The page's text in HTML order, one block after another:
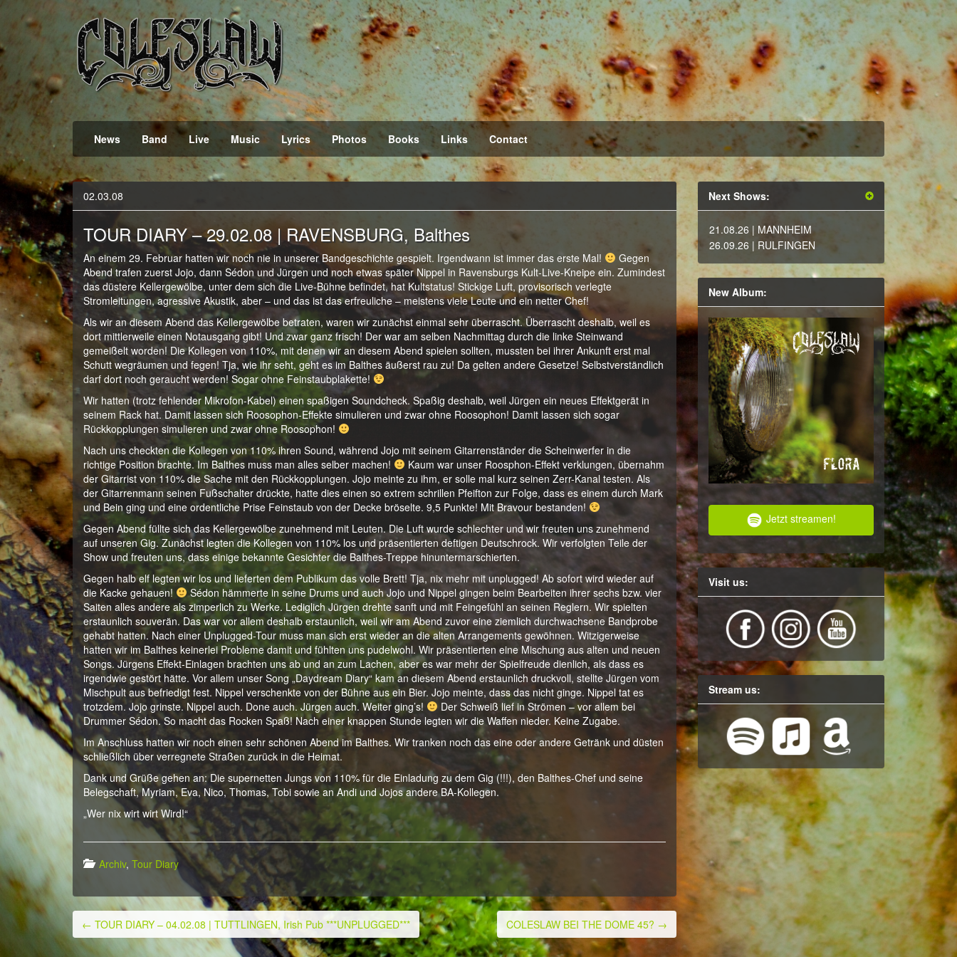
Coleslaw
Official Webpage
News Band Live Music Lyrics Photos Books Links Contact
02.03.08
TOUR DIARY – 29.02.08 | RAVENSBURG, Balthes
An einem 29. Februar hatten wir noch nie in unserer Bandgeschichte gespielt. Irgendwann ist immer das erste Mal!
Gegen
Abend trafen zuerst Jojo, dann Sédon und Jürgen und noch etwas später Nippel in Ravensburgs Kult-Live-Kneipe ein. Zumindest
das düstere Kellergewölbe, unter dem sich die Live-Bühne befindet, hat Kultstatus! Stickige Luft, provisorisch verlegte
Stromleitungen, agressive Akustik, aber – und das ist das erfreuliche – meistens viele Leute und ein netter Chef!
Als wir an diesem Abend das Kellergewölbe betraten, waren wir zunächst einmal sehr überrascht. Überrascht deshalb, weil es
dort mittlerweile einen Notausgang gibt! Und zwar ganz frisch! Der war am selben Nachmittag durch die linke Steinwand
gemeißelt worden! Die Kollegen von 110%, mit denen wir an diesem Abend spielen sollten, mussten bei ihrer Ankunft erst mal
Schutt wegräumen und fegen! Tja, wie ihr seht, geht es im Balthes äußerst rau zu! Da gelten andere Gesetze! Selbstverständlich
darf dort noch geraucht werden! Sogar ohne Feinstaubplakette!
Wir hatten (trotz fehlender Mikrofon-Kabel) einen spaßigen Soundcheck. Spaßig deshalb, weil Jürgen ein neues Effektgerät in
seinem Rack hat. Damit lassen sich Roosophon-Effekte simulieren und zwar ohne Roosophon! Damit lassen sich sogar
Rückkopplungen simulieren und zwar ohne Roosophon!
Nach uns checkten die Kollegen von 110% ihren Sound, während Jojo mit seinem Gitarrenständer die Scheinwerfer in die
richtige Position brachte. Im Balthes muss man alles selber machen!
Kaum war unser Roosphon-Effekt verklungen, übernahm
der Gitarrist von 110% die Sache mit den Rückkopplungen. Jojo meinte zu ihm, er solle mal kurz seinen Zerr-Kanal testen. Als
der Gitarrenmann seinen Fußschalter drückte, hatte dies einen so extrem schrillen Pfeifton zur Folge, dass es einem durch Mark
und Bein ging und eine ordentliche Prise Feinstaub von der Decke bröselte. 9,5 Punkte! Mit Bravour bestanden!
Gegen Abend füllte sich das Kellergewölbe zunehmend mit Leuten. Die Luft wurde schlechter und wir freuten uns zunehmend
auf unseren Gig. Zunächst legten die Kollegen von 110% los und präsentierten deftigen Deutschrock. Wir verfolgten Teile der
Show und freuten uns, dass einige bekannte Gesichter die Balthes-Treppe hinuntermarschierten.
Gegen halb elf legten wir los und lieferten dem Publikum das volle Brett! Tja, nix mehr mit unplugged! Ab sofort wird wieder auf
die Kacke gehauen!
Sédon hämmerte in seine Drums und auch Jojo und Nippel gingen beim Bearbeiten ihrer sechs bzw. vier
Saiten alles andere als zimperlich zu Werke. Lediglich Jürgen drehte sanft und mit Feingefühl an seinen Reglern. Wir spielten
erstaunlich souverän. Das war vor allem deshalb erstaunlich, weil wir am Abend zuvor eine ziemlich durchwachsene Bandprobe
gehabt hatten. Nach einer Unplugged-Tour muss man sich erst wieder an die alten Arrangements gewöhnen. Witzigerweise
hatten wir im Balthes keinerlei Probleme damit und fühlten uns pudelwohl. Wir präsentierten eine Mischung aus alten und neuen
Songs. Jürgens Effekt-Einlagen brachten uns ab und an zum Lachen, aber es war mehr der Spielfreude dienlich, als dass es
irgendwie gestört hätte. Vor allem unser Song „Daydream Diary“ kam an diesem Abend erstaunlich druckvoll, stellte Jürgen vom
Mischpult aus befriedigt fest. Nippel verschenkte von der Bühne aus ein Bier. Jojo meinte, dass das nicht ginge. Nippel tat es
trotzdem. Jojo grinste. Nippel auch. Done auch. Jürgen auch. Weiter ging’s!
Der Schweiß lief in Strömen – vor allem bei
Drummer Sédon. So macht das Rocken Spaß! Nach einer knappen Stunde legten wir die Waffen nieder. Keine Zugabe.
Im Anschluss hatten wir noch einen sehr schönen Abend im Balthes. Wir tranken noch das eine oder andere Getränk und düsten
schließlich über verregnete Straßen zurück in die Heimat.
Dank und Grüße gehen an: Die supernetten Jungs von 110% für die Einladung zu dem Gig (!!!), den Balthes-Chef und seine
Belegschaft, Myriam, Eva, Nico, Thomas, Tobi sowie an Andi und Jojos andere BA-Kollegen.
„Wer nix wirt wirt Wird!“
Archiv, Tour Diary
Post navigation
← TOUR DIARY – 04.02.08 | TUTTLINGEN, Irish Pub ***UNPLUGGED*** COLESLAW BEI THE DOME 45? →
Next Shows:
21.08.26 | MANNHEIM
26.09.26 | RULFINGEN
New Album:
Jetzt streamen!
Visit us:
Stream us: